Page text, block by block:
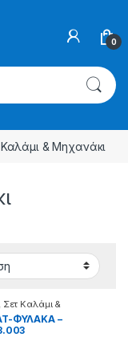
0
& Μηχανάκι
, Σετ Καλάμι &
ΦΥΛΑΚΑ –